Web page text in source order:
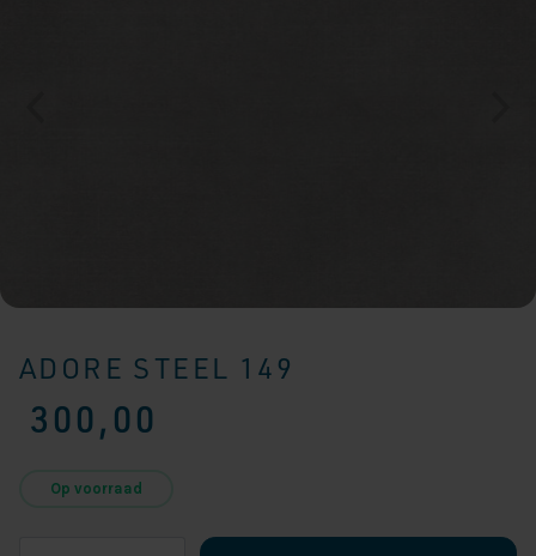
ADORE STEEL 149
300,00
Op voorraad